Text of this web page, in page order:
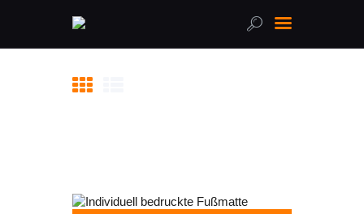
FAQ